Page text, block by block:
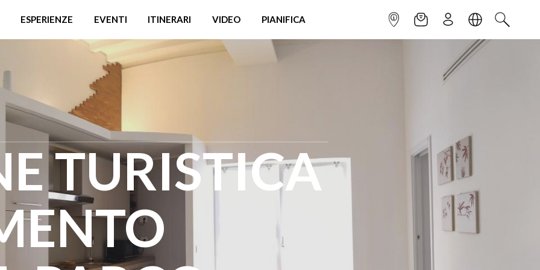
ESPERIENZE EVENTI ITINERARI VIDEO PIANIFICA INFOPOINTNEWSLETTER
ISCRIVITILINGUACERCA
TURISTICA